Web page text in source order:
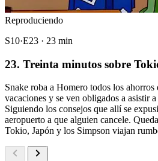
Reproduciendo
S10·E23 · 23 min
23. Treinta minutos sobre
Snake roba a Homero todos los ahorros
vacaciones y se ven obligados a asistir
Siguiendo los consejos que allí se
aeropuerto a que alguien cancele.
Tokio, Japón y los Simpson viajan